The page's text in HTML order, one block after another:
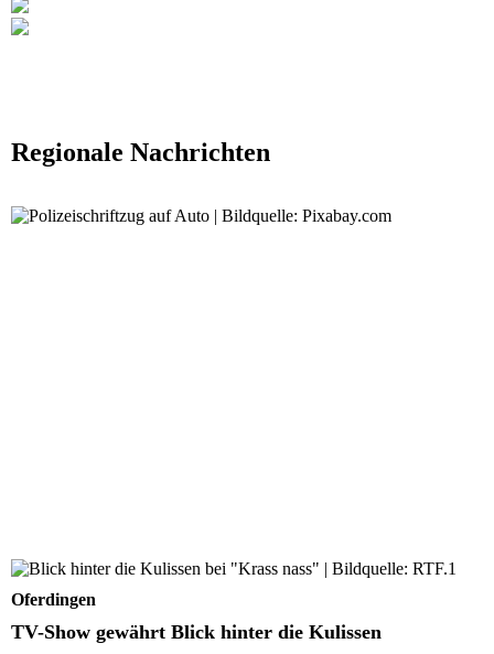
Regionale Nachrichten
Unbekannter schießt auf fahrendes Auto
TV-Show gewährt Blick hinter die Kulissen
Oferdingen
TV-Show gewährt Blick hinter die Kulissen